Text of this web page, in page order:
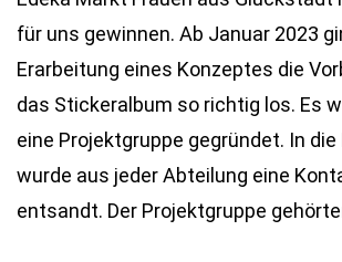
für uns gewinnen. Ab Januar 2023
Erarbeitung eines Konzeptes die
das Stickeralbum so richtig los. Es
eine Projektgruppe gegründet. In
wurde aus jeder Abteilung eine
entsandt. Der Projektgruppe